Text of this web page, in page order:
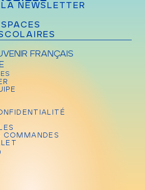
NEWSLETTER
FRANÇAIS
COMMANDES